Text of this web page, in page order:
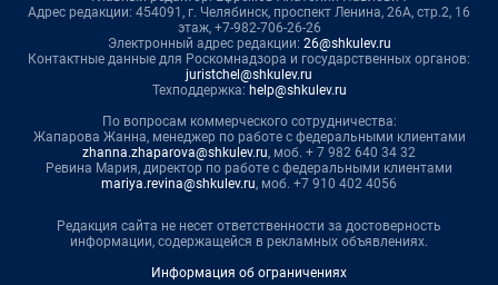
Адрес редакции: 454091, г. Челябинск, проспект Ленина, 26А, стр.2, 16
этаж, +7-982-706-26-26
Электронный адрес редакции: 26@shkulev.ru
Контактные данные для Роскомнадзора и государственных органов:
juristchel@shkulev.ru
Техподдержка: help@shkulev.ru
По вопросам коммерческого сотрудничества:
Жапарова Жанна, менеджер по работе с федеральными клиентами
zhanna.zhaparova@shkulev.ru, моб. + 7 982 640 34 32
Ревина Мария, директор по работе с федеральными клиентами
mariya.revina@shkulev.ru, моб. +7 910 402 4056
Редакция сайта не несет ответственности за достоверность
информации, содержащейся в рекламных объявлениях.
Информация об ограничениях